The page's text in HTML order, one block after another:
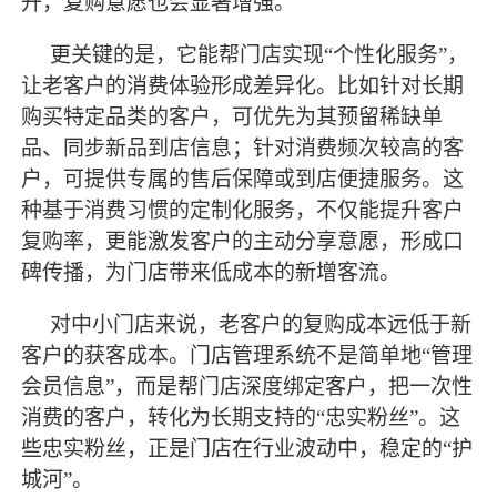
更关键的是，它能帮门店实现“个性化服务”，
让老客户的消费体验形成差异化。比如针对长期
购买特定品类的客户，可优先为其预留稀缺单
品、同步新品到店信息；针对消费频次较高的客
户，可提供专属的售后保障或到店便捷服务。这
种基于消费习惯的定制化服务，不仅能提升客户
复购率，更能激发客户的主动分享意愿，形成口
碑传播，为门店带来低成本的新增客流。
对中小门店来说，老客户的复购成本远低于新
客户的获客成本。门店管理系统不是简单地“管理
会员信息”，而是帮门店深度绑定客户，把一次性
消费的客户，转化为长期支持的“忠实粉丝”。这
些忠实粉丝，正是门店在行业波动中，稳定的“护
城河”。